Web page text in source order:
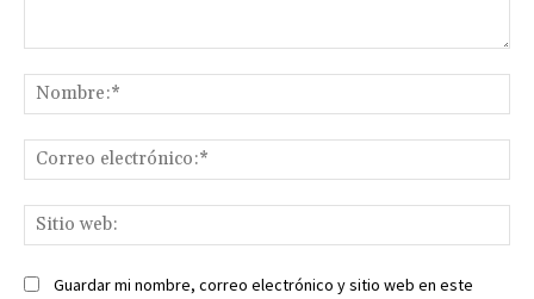
Guardar mi nombre, correo electrónico y sitio web en este